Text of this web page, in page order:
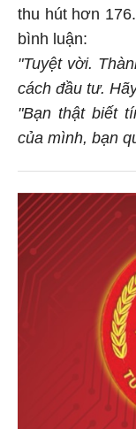
thu hút hơn
bình luận:
"Tuyệt vời.
cách đầu tư.
"Bạn thật biết
của mình, bạn